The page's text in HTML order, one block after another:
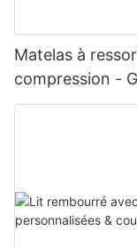
Matelas à
compression -